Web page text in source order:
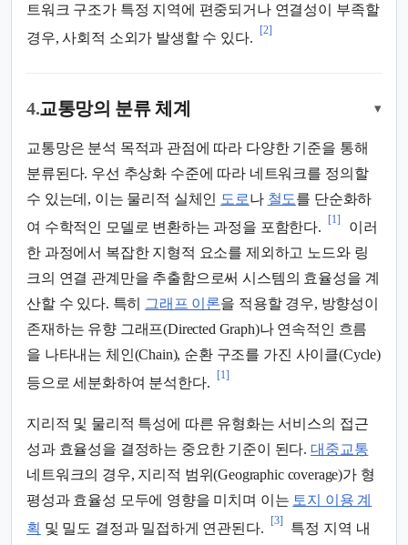
트워크 구조가 특정 지역에 편중되거나 연결성이 부족할
경우, 사회적 소외가 발생할 수 있다.
[2]
4.교통망의 분류 체계 ▾
교통망은 분석 목적과 관점에 따라 다양한 기준을 통해
분류된다. 우선 추상화 수준에 따라 네트워크를 정의할
수 있는데, 이는 물리적 실체인 도로나 철도를 단순화하
여 수학적인 모델로 변환하는 과정을 포함한다.
[1]
이러
한 과정에서 복잡한 지형적 요소를 제외하고 노드와 링
크의 연결 관계만을 추출함으로써 시스템의 효율성을 계
산할 수 있다. 특히
그래프 이론을 적용할 경우, 방향성이
존재하는 유향 그래프(Directed Graph)나 연속적인 흐름
을 나타내는 체인(Chain), 순환 구조를 가진 사이클(Cycle)
등으로 세분화하여 분석한다.
[1]
지리적 및 물리적 특성에 따른 유형화는 서비스의 접근
성과 효율성을 결정하는 중요한 기준이 된다. 대중교통
네트워크의 경우, 지리적 범위(Geographic coverage)가 형
평성과 효율성 모두에 영향을 미치며 이는 토지 이용 계
획 및 밀도 결정과 밀접하게 연관된다.
[3]
특정 지역 내